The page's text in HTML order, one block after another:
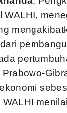
WALHI,
WALHI